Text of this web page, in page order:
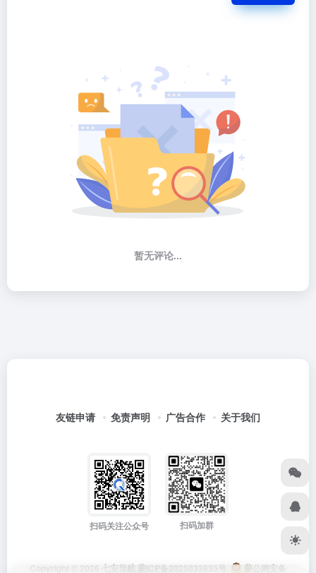
暂无评论...
友链申请 免责声明 广告合作 关于我们
扫码关注公众号 扫码加群
Copyright © 2026 七安导航 蒙ICP备2025033835号 蒙公网安备